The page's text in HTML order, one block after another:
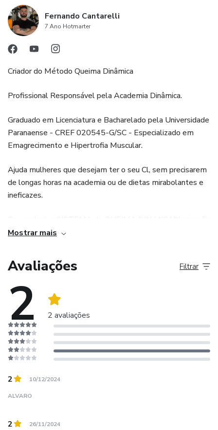
Fernando Cantarelli
7 Ano Hotmarter
Criador do Método Queima Dinâmica
Profissional Responsável pela Academia Dinâmica.
Graduado em Licenciatura e Bacharelado pela Universidade
Paranaense - CREF 020545-G/SC - Especializado em
Emagrecimento e Hipertrofia Muscular.
Ajuda mulheres que desejam ter o seu Cl, sem precisarem
de longas horas na academia ou de dietas mirabolantes e
ineficazes.
3 etapas importantes de queima de gordura, causando a
Esse é o processo de aceleração de queima de gordura que
MODELAGEM INTENSA E INTELIGENTE.
O Resultado não poderia ser melhor: VOCÊ muito mais
magra, seca, definida e com muito mais saúde no processo
de emagrecimento.
Mostrar mais
Avaliações
2 2 avaliações
Filtrar
2 10/12/2024
ALVARO
2 26/11/2024